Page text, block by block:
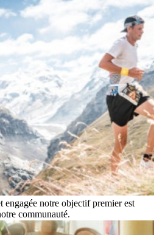
engagée notre objectif premier est
communauté.